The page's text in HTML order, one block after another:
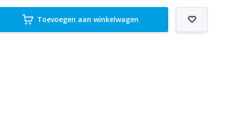
Toevoegen aan winkelwagen